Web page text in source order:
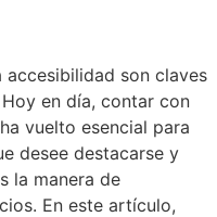
accesibilidad son claves
en día, contar con
vuelto esencial para
desee destacarse y
la manera de
En este artículo,